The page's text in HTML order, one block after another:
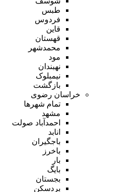
طبس
فردوس
قاین
قهستان
محمدشهر
مود
نهبندان
نیمبلوک
بازگشت
خراسان رضوی
تمام شهر‌ها
مشهد
احمدآباد صولت
انابد
باجگیران
باخرز
بار
بایگ
بجستان
بردسکن